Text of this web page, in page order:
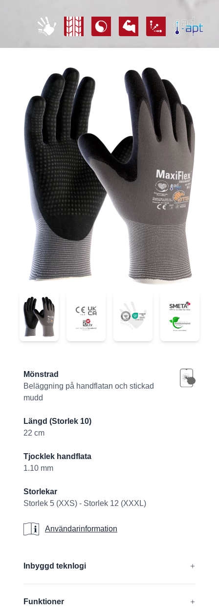
42-844 42-844
Product information
Mönstrad
Beläggning på handflatan och stickad
mudd
Längd (Storlek 10)
22 cm
Tjocklek handflata
1.10 mm
Storlekar
Storlek 5 (XXS) - Storlek 12 (XXXL)
Användarinformation
Användarinformation
Inbyggd teknlogi
GRIPtech®, HandCare
Funktioner